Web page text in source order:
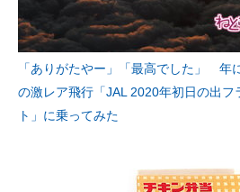
「ありがたやー」「最高でした」 年
の激レア飛行「JAL 2020年初日の出フ
ト」に乗ってみた